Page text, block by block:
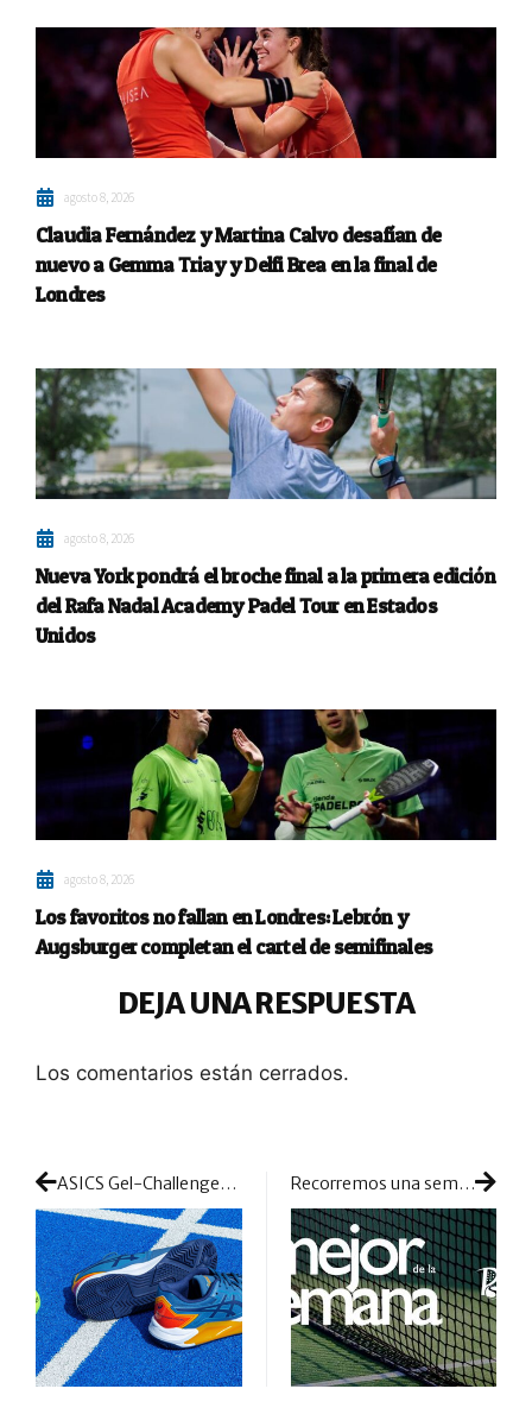
agosto 8, 2026
Claudia Fernández y Martina Calvo desafían de
nuevo a Gemma Triay y Delfi Brea en la final de
Londres
agosto 8, 2026
Nueva York pondrá el broche final a la primera edición
del Rafa Nadal Academy Padel Tour en Estados
Unidos
agosto 8, 2026
Los favoritos no fallan en Londres: Lebrón y
Augsburger completan el cartel de semifinales
DEJA UNA RESPUESTA
Los comentarios están cerrados.
ASICS Gel-Challenger 13 Padel: máxima tecnología con un innovador concepto para los apoyos Recorremos una semana de gran pádel y de noticias muy destacadas